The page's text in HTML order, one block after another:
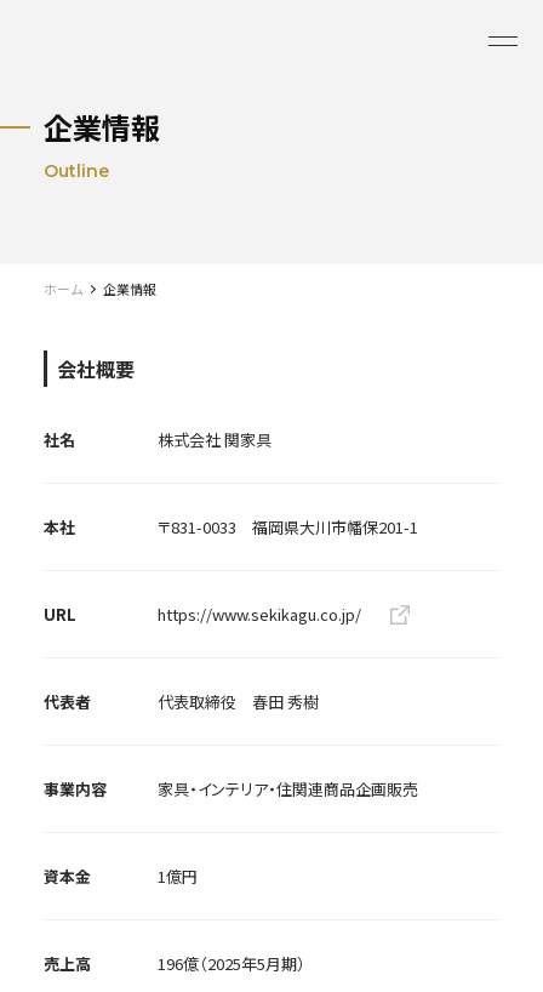
企業情報
Outline
ホーム 企業情報
会社概要
社名 株式会社 関家具
本社 〒831-0033 福岡県大川市幡保201-1
URL https://www.sekikagu.co.jp/
代表者 代表取締役 春田 秀樹
事業内容 家具・インテリア・住関連商品企画販売
資本金 1億円
売上高 196億（2025年5月期）